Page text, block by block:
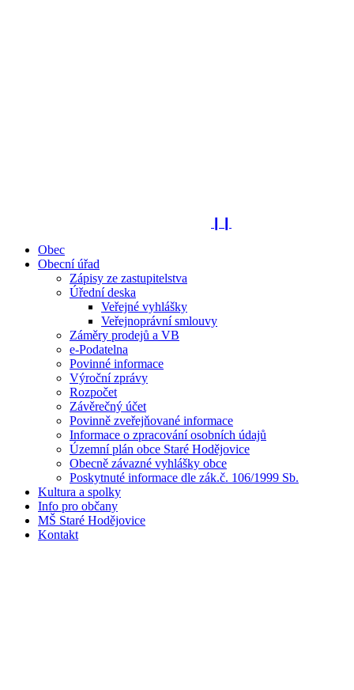
Obec
Obecní úřad
Zápisy ze zastupitelstva
Úřední deska
Veřejné vyhlášky
Veřejnoprávní smlouvy
Záměry prodejů a VB
e-Podatelna
Povinné informace
Výroční zprávy
Rozpočet
Závěrečný účet
Povinně zveřejňované informace
Informace o zpracování osobních údajů
Územní plán obce Staré Hodějovice
Obecně závazné vyhlášky obce
Poskytnuté informace dle zák.č. 106/1999 Sb.
Kultura a spolky
Info pro občany
MŠ Staré Hodějovice
Kontakt